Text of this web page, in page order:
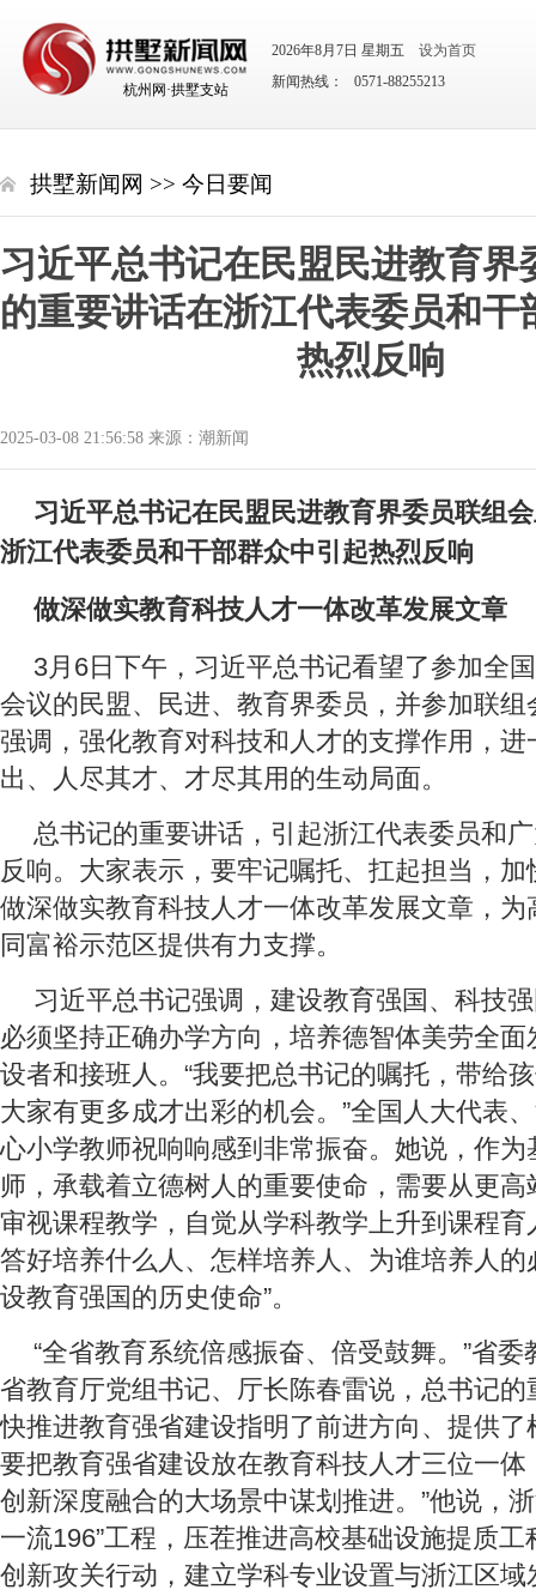
杭州网·拱墅支站
2026年8月7日 星期五
设为首页
新闻热线： 0571-88255213
拱墅新闻网 >> 今日要闻
习近平总书记在民盟民进教育界
的重要讲话在浙江代表委员和干
热烈反响
2025-03-08 21:56:58 来源：潮新闻
习近平总书记在民盟民进教育界委员联组
浙江代表委员和干部群众中引起热烈反响
做深做实教育科技人才一体改革发展文章
3月6日下午，习近平总书记看望了参加全
会议的民盟、民进、教育界委员，并参加联
强调，强化教育对科技和人才的支撑作用，进
出、人尽其才、才尽其用的生动局面。
总书记的重要讲话，引起浙江代表委员和
反响。大家表示，要牢记嘱托、扛起担当，
做深做实教育科技人才一体改革发展文章，
同富裕示范区提供有力支撑。
习近平总书记强调，建设教育强国、科技
必须坚持正确办学方向，培养德智体美劳全
设者和接班人。“我要把总书记的嘱托，带给
大家有更多成才出彩的机会。”全国人大代表
心小学教师祝响响感到非常振奋。她说，作
师，承载着立德树人的重要使命，需要从更
审视课程教学，自觉从学科教学上升到课程育
答好培养什么人、怎样培养人、为谁培养人
设教育强国的历史使命”。
“全省教育系统倍感振奋、倍受鼓舞。”省
省教育厅党组书记、厅长陈春雷说，总书记
快推进教育强省建设指明了前进方向、提供了
要把教育强省建设放在教育科技人才三位一
创新深度融合的大场景中谋划推进。”他说，
一流196”工程，压茬推进高校基础设施提质
创新攻关行动，建立学科专业设置与浙江区